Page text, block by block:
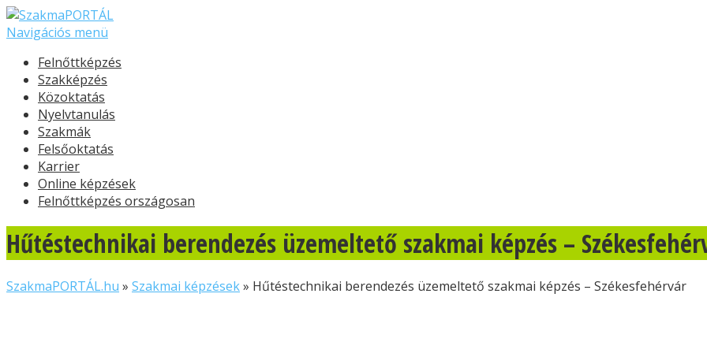
Navigációs menü
Felnőttképzés
Szakképzés
Közoktatás
Nyelvtanulás
Szakmák
Felsőoktatás
Karrier
Online képzések
Felnőttképzés országosan
Hűtéstechnikai berendezés üzemeltető szakmai képzés –
SzakmaPORTÁL.hu » Szakmai képzések» Hűtéstechnikai berendezés üzemeltető szakmai képzés – Székesfehérvár